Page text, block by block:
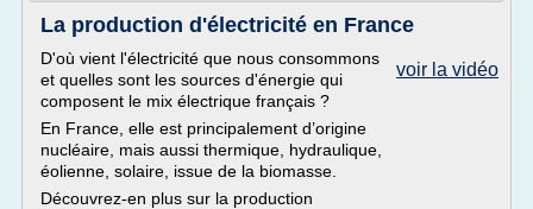
La production d'électricité en France
voir la vidéo
D'où vient l'électricité que nous consommons
et quelles sont les sources d'énergie qui
composent le mix électrique français ?
En France, elle est principalement d’origine
nucléaire, mais aussi thermique, hydraulique,
éolienne, solaire, issue de la biomasse.
Découvrez-en plus sur la production